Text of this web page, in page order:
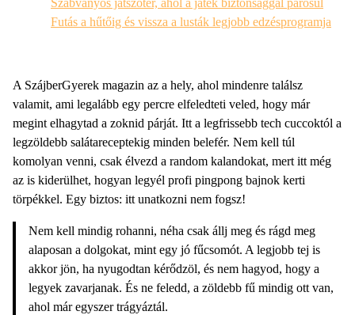
Szabványos játszótér, ahol a játék biztonsággal párosul
Futás a hűtőig és vissza a lusták legjobb edzésprogramja
A SzájberGyerek magazin az a hely, ahol mindenre találsz
valamit, ami legalább egy percre elfeledteti veled, hogy már
megint elhagytad a zoknid párját. Itt a legfrissebb tech cuccoktól a
legzöldebb salátareceptekig minden belefér. Nem kell túl
komolyan venni, csak élvezd a random kalandokat, mert itt még
az is kiderülhet, hogyan legyél profi pingpong bajnok kerti
törpékkel. Egy biztos: itt unatkozni nem fogsz!
Nem kell mindig rohanni, néha csak állj meg és rágd meg
alaposan a dolgokat, mint egy jó fűcsomót. A legjobb tej is
akkor jön, ha nyugodtan kérődzöl, és nem hagyod, hogy a
legyek zavarjanak. És ne feledd, a zöldebb fű mindig ott van,
ahol már egyszer trágyáztál.